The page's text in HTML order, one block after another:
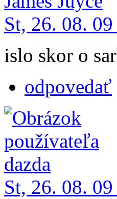
St, 26. 08.
islo skor o
odpovedať
St, 26. 08.